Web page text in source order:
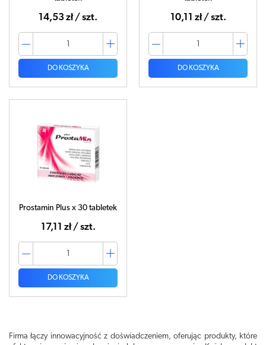
14,53 zł / szt.
DO KOSZYKA
10,11 zł / szt.
DO KOSZYKA
Prostamin Plus x 30 tabletek
17,11 zł / szt.
DO KOSZYKA
Firma łączy innowacyjność z doświadczeniem, oferując produkty, które